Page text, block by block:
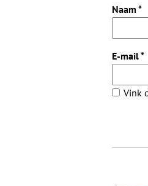
Naam *
E-mail*
Vink